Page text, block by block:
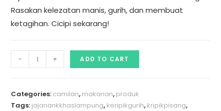
Rasakan kelezatan manis, gurih, dan membuat
ketagihan. Cicipi sekarang!
- + ADD TO CART
Categories: camilan, makanan, produk
Tags: jajanankkhaslampung, keripikgurih, kripikpisang,